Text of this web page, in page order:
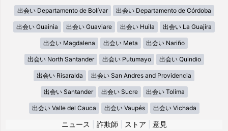
出会い Departamento de Bolívar 出会い Departamento de Córdoba
出会い Guainia 出会い Guaviare 出会い Huila 出会い La Guajira
出会い Magdalena 出会い Meta 出会い Nariño
出会い North Santander 出会い Putumayo 出会い Quindio
出会い Risaralda 出会い San Andres and Providencia
出会い Santander 出会い Sucre 出会い Tolima
出会い Valle del Cauca 出会い Vaupés 出会い Vichada
ニュース 詐欺師 ストア
意見